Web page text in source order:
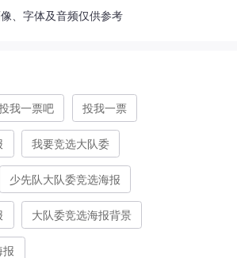
像、字体及音频仅供参考
我一票吧 投我一票
我要竞选大队委
少先队大队委竞选海报
大队委竞选海报背景
报